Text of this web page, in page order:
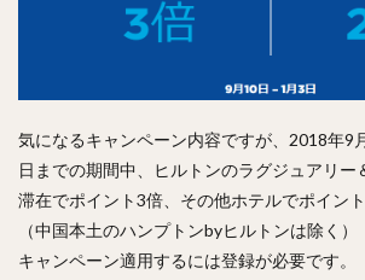
気になるキャンペーン内容ですが、2018年9
日までの期間中、ヒルトンのラグジュアリー
滞在でポイント3倍、その他ホテルでポイント
（中国本土のハンプトンbyヒルトンは除く）
キャンペーン適用するには登録が必要です。